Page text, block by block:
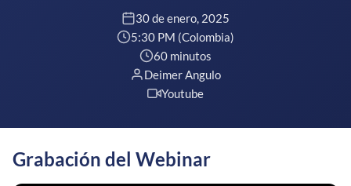
30 de enero, 2025
5:30 PM (Colombia)
60 minutos
Deimer Angulo
Youtube
Grabación del Webinar